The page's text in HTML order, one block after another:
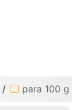
/ para 100 g